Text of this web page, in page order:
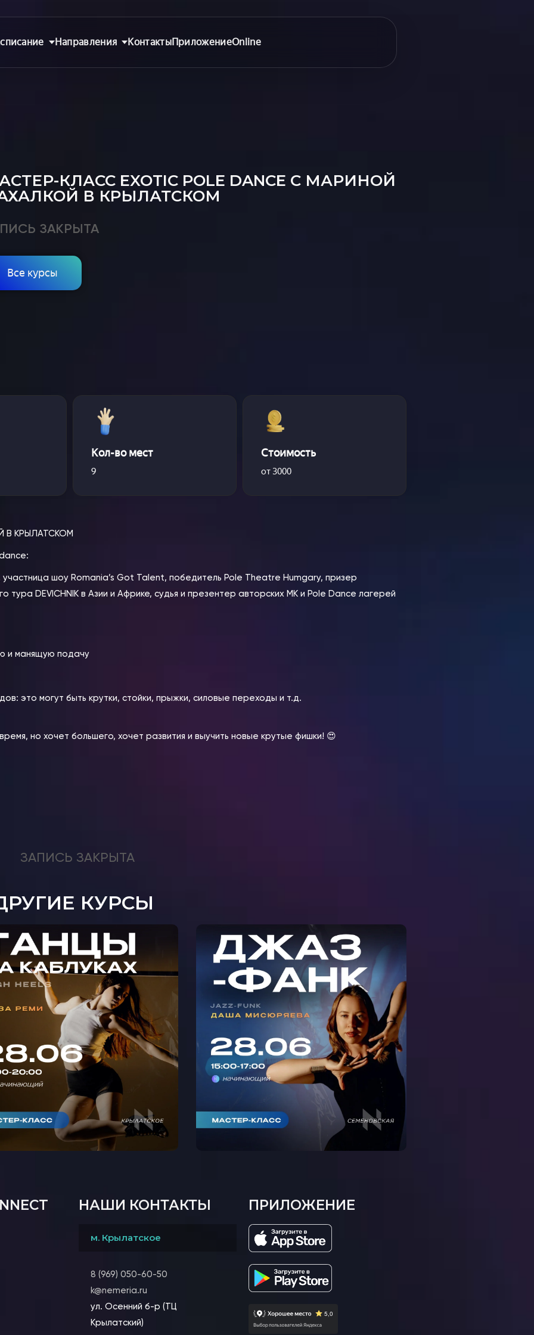
Направления КонтактыПриложениеOnline
КЛАСС EXOTIC POLE DANCE С МАРИНОЙ
В КРЫЛАТСКОМ
ЗАКРЫТА
Все курсы
Кол-во мест
9
Стоимость
от 3000
В КРЫЛАТСКОМ
шоу Romania’s Got Talent, победитель Pole Theatre Humgary, призер
DEVICHNIK в Азии и Африке, судья и презентер авторских МК и Pole Dance лагерей
и манящую подачу
это могут быть крутки, стойки, прыжки, силовые переходы и т.д.
но хочет большего, хочет развития и выучить новые крутые фишки! 😍
ЗАПИСЬ ЗАКРЫТА
КУРСЫ
КЛАСС ТАНЦЫ НА
С ЛИЗОЙ РЕМИ
В КРЫЛАТСКОМ 🩵
МАСТЕР-КЛАСС ДЖАЗ-
ФАНК С ДАШЕЙ
МИСЮРЯЕВОЙ НА
СЕМЕНОВСКОЙ
НАШИ КОНТАКТЫ
м. Крылатское
8 (969) 050-60-50
k@nemeria.ru
ул. Осенний б-р (ТЦ
Крылатский)
ПРИЛОЖЕНИЕ